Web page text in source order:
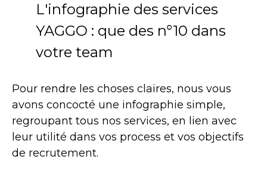
L'infographie des services
YAGGO : que des n°10 dans
votre team
Pour rendre les choses claires, nous vous
avons concocté une infographie simple,
regroupant tous nos services, en lien avec
leur utilité dans vos process et vos objectifs
de recrutement.